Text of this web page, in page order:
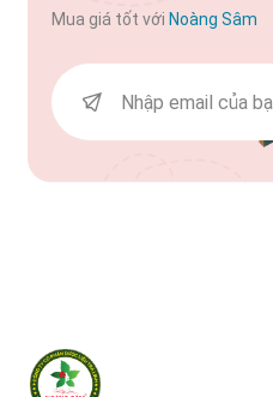
Mua giá tốt với Noàng Sâm